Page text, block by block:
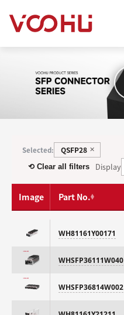
Selected: QSFP28 ✕
⟲ Clear all filters Display
Image Part No.
WH81161Y00171
WHSFP36111W040
WHSFP36814W002